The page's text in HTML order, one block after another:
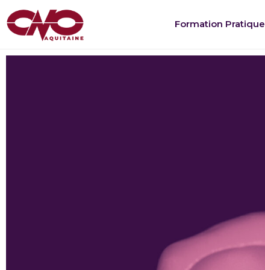
Formation Pratique